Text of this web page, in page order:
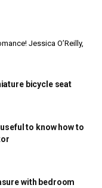
Jessica O’Reilly,
bicycle seat
to know how to
with bedroom